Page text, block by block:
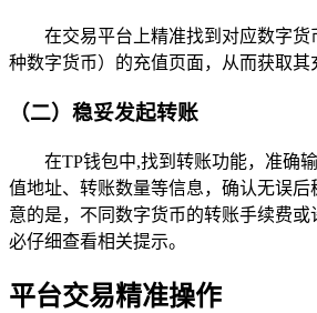
在交易平台上精准找到对应数字货
种数字货币）的充值页面，从而获取其
（二）稳妥发起转账
在TP钱包中,找到转账功能，准确
值地址、转账数量等信息，确认无误后
意的是，不同数字货币的转账手续费
必仔细查看相关提示。
平台交易精准操作